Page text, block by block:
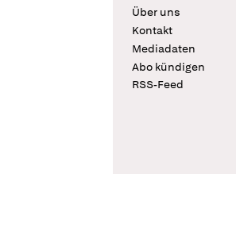
Über uns
Kontakt
Mediadaten
Abo kündigen
RSS-Feed